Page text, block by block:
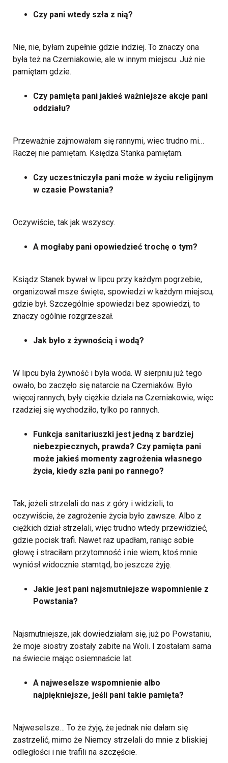
Czy pani wtedy szła z nią?
Nie, nie, byłam zupełnie gdzie indziej. To znaczy ona
była też na Czerniakowie, ale w innym miejscu. Już nie
pamiętam gdzie.
Czy pamięta pani jakieś ważniejsze akcje pani
oddziału?
Przeważnie zajmowałam się rannymi, wiec trudno mi…
Raczej nie pamiętam. Księdza Stanka pamiętam.
Czy uczestniczyła pani może w życiu religijnym
w czasie Powstania?
Oczywiście, tak jak wszyscy.
A mogłaby pani opowiedzieć trochę o tym?
Ksiądz Stanek bywał w lipcu przy każdym pogrzebie,
organizował msze święte, spowiedzi w każdym miejscu,
gdzie był. Szczególnie spowiedzi bez spowiedzi, to
znaczy ogólnie rozgrzeszał.
Jak było z żywnością i wodą?
W lipcu była żywność i była woda. W sierpniu już tego
owało, bo zaczęło się natarcie na Czerniaków. Było
więcej rannych, były ciężkie działa na Czerniakowie, więc
rzadziej się wychodziło, tylko po rannych.
Funkcja sanitariuszki jest jedną z bardziej
niebezpiecznych, prawda? Czy pamięta pani
może jakieś momenty zagrożenia własnego
życia, kiedy szła pani po rannego?
Tak, jeżeli strzelali do nas z góry i widzieli, to
oczywiście, że zagrożenie życia było zawsze. Albo z
ciężkich dział strzelali, więc trudno wtedy przewidzieć,
gdzie pocisk trafi. Nawet raz upadłam, raniąc sobie
głowę i straciłam przytomność i nie wiem, ktoś mnie
wyniósł widocznie stamtąd, bo jeszcze żyję.
Jakie jest pani najsmutniejsze wspomnienie z
Powstania?
Najsmutniejsze, jak dowiedziałam się, już po Powstaniu,
że moje siostry zostały zabite na Woli. I zostałam sama
na świecie mając osiemnaście lat.
A najweselsze wspomnienie albo
najpiękniejsze, jeśli pani takie pamięta?
Najweselsze… To że żyję, że jednak nie dałam się
zastrzelić, mimo że Niemcy strzelali do mnie z bliskiej
odległości i nie trafili na szczęście.